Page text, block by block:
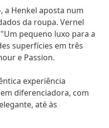
a Henkel aposta num
da roupa. Vernel
pequeno luxo para a
superfícies em três
e Passion.
experiência
diferenciadora, com
até às